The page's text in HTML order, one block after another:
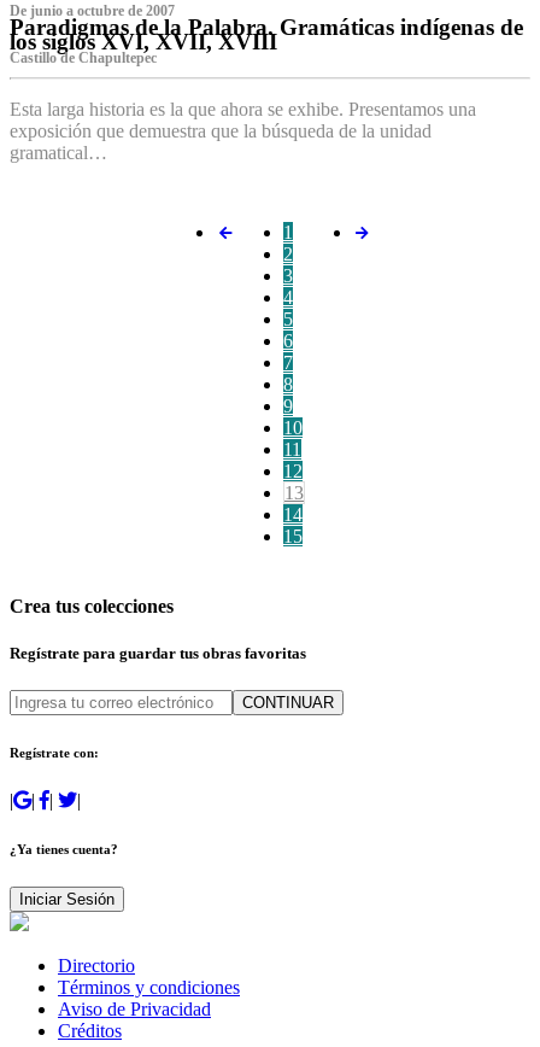
De junio a octubre de 2007
Paradigmas de la Palabra. Gramáticas indígenas de
los siglos XVI, XVII, XVIII
Castillo de Chapultepec
Esta larga historia es la que ahora se exhibe. Presentamos una
exposición que demuestra que la búsqueda de la unidad
gramatical…
1
2
3
4
5
6
7
8
9
10
11
12
13
14
15
Crea tus colecciones
Regístrate para guardar tus obras favoritas
CONTINUAR
Regístrate con:
| | | |
¿Ya tienes cuenta?
Iniciar Sesión
Directorio
Términos y condiciones
Aviso de Privacidad
Créditos